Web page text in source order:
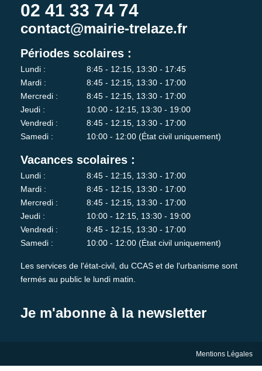
02 41 33 74 74
contact@mairie-trelaze.fr
Périodes scolaires :
Lundi :
8:45 - 12:15, 13:30 - 17:45
Mardi :
8:45 - 12:15, 13:30 - 17:00
Mercredi :
8:45 - 12:15, 13:30 - 17:00
Jeudi :
10:00 - 12:15, 13:30 - 19:00
Vendredi :
8:45 - 12:15, 13:30 - 17:00
Samedi :
10:00 - 12:00 (État civil uniquement)
Vacances scolaires :
Lundi :
8:45 - 12:15, 13:30 - 17:00
Mardi :
8:45 - 12:15, 13:30 - 17:00
Mercredi :
8:45 - 12:15, 13:30 - 17:00
Jeudi :
10:00 - 12:15, 13:30 - 19:00
Vendredi :
8:45 - 12:15, 13:30 - 17:00
Samedi :
10:00 - 12:00 (État civil uniquement)
Les services de l'état-civil, du CCAS et de l'urbanisme sont
fermés au public le lundi matin.
Je m'abonne à la newsletter
Mentions Légales